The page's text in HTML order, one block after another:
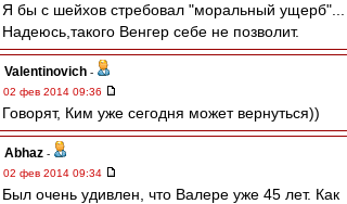
Я бы с шейхов стребовал "моральный ущерб"...
Надеюсь,такого Венгер себе не позволит.
Valentinovich -
02 фев 2014 09:36
Говорят, Ким уже сегодня может вернуться))
Abhaz -
02 фев 2014 09:34
Был очень удивлен, что Валере уже 45 лет. Как